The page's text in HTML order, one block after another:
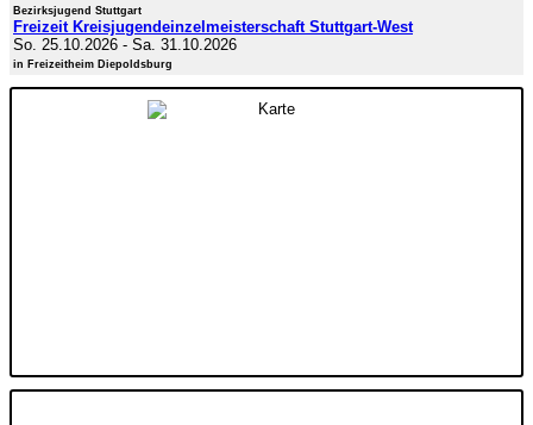
Bezirksjugend Stuttgart
Freizeit Kreisjugendeinzelmeisterschaft Stuttgart-West
So. 25.10.2026 - Sa. 31.10.2026
in Freizeitheim Diepoldsburg